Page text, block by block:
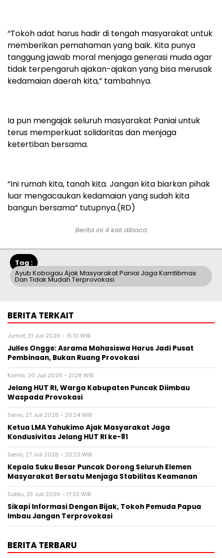
“Tokoh adat harus hadir di tengah masyarakat untuk
memberikan pemahaman yang baik. Kita punya
tanggung jawab moral menjaga generasi muda agar
tidak terpengaruh ajakan-ajakan yang bisa merusak
kedamaian daerah kita,” tambahnya.
Ia pun mengajak seluruh masyarakat Paniai untuk
terus memperkuat solidaritas dan menjaga
ketertiban bersama.
“Ini rumah kita, tanah kita. Jangan kita biarkan pihak
luar mengacaukan kedamaian yang sudah kita
bangun bersama” tutupnya.(RD)
Berita ini 4 kali dibaca
Tag :
Ayub Kobogau Ajak Masyarakat Paniai Jaga Kamtibmas
Dan Tidak Mudah Terprovokasi
BERITA TERKAIT
Jumat, 31 Juli 2026 - 15:10 WIB
Julles Ongge: Asrama Mahasiswa Harus Jadi Pusat
Pembinaan, Bukan Ruang Provokasi
Kamis, 30 Juli 2026 - 21:28 WIB
Jelang HUT RI, Warga Kabupaten Puncak Diimbau
Waspada Provokasi
Senin, 27 Juli 2026 - 20:24 WIB
Ketua LMA Yahukimo Ajak Masyarakat Jaga
Kondusivitas Jelang HUT RI ke-81
Senin, 27 Juli 2026 - 20:23 WIB
Kepala Suku Besar Puncak Dorong Seluruh Elemen
Masyarakat Bersatu Menjaga Stabilitas Keamanan
Sabtu, 25 Juli 2026 - 17:33 WIB
Sikapi Informasi Dengan Bijak, Tokoh Pemuda Papua
Imbau Jangan Terprovokasi
BERITA TERBARU